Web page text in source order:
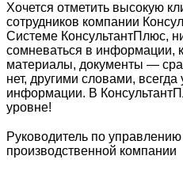
Хочется отметить высокую
сотрудников компании
Системе КонсультантПлюс,
сомневаться в информации,
материалы, документы —
нет, другими словами,
информации. В
уровне!
Руководитель по
производственной компании